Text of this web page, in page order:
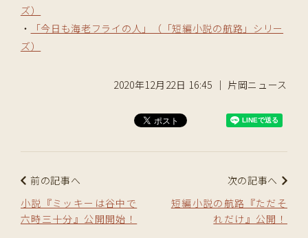
ズ）
・
「今日も海老フライの人」（「短編小説の航路」シリー
ズ）
2020年12月22日 16:45 ｜ 片岡ニュース
前の記事へ
小説『ミッキーは谷中で
六時三十分』公開開始！
次の記事へ
短編小説の航路『ただそ
れだけ』公開！